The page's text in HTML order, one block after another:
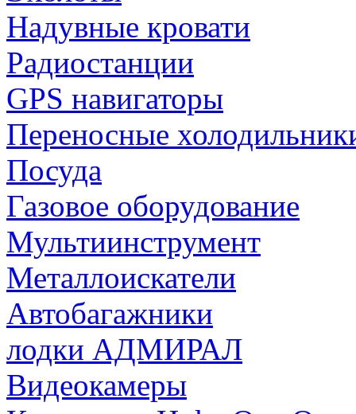
Надувные кровати
Радиостанции
GPS навигаторы
Переносные
Посуда
Газовое оборудование
Мультиинструмент
Металлоискатели
Автобагажники
лодки АДМИРАЛ
Видеокамеры